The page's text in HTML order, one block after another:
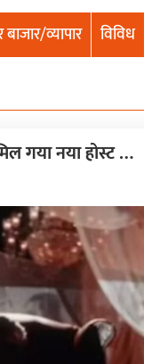
व्यापार विविध
गया नया होस्ट …